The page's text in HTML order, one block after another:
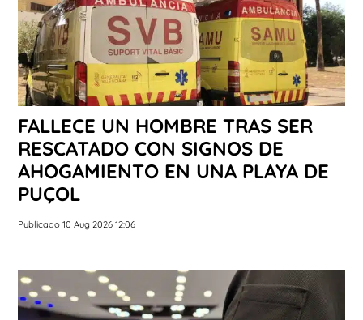
FALLECE UN HOMBRE TRAS SER
RESCATADO CON SIGNOS DE
AHOGAMIENTO EN UNA PLAYA DE
PUÇOL
Publicado 10 Aug 2026 12:06